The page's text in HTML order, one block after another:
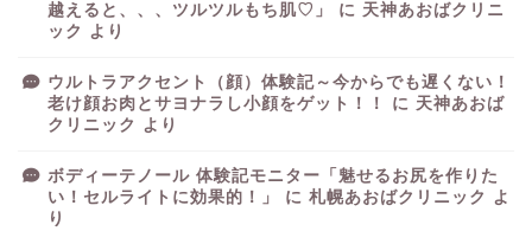
越えると、、、ツルツルもち肌♡」 に 天神あおばクリニ
ック より
ウルトラアクセント（顔）体験記～今からでも遅くない！
老け顔お肉とサヨナラし小顔をゲット！！
に 天神あおば
クリニック より
ボディーテノール 体験記モニター「魅せるお尻を作りた
い！セルライトに効果的！」
に 札幌あおばクリニック よ
り